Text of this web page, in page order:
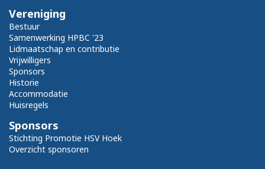
Vereniging
Bestuur
Samenwerking HPBC '23
Lidmaatschap en contributie
Vrijwilligers
Sponsors
Historie
Accommodatie
Huisregels
Sponsors
Stichting Promotie HSV Hoek
Overzicht sponsoren